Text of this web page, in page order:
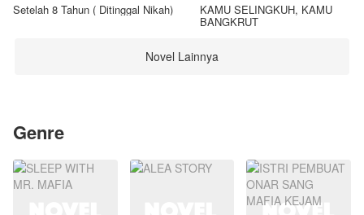
Setelah 8 Tahun ( Ditinggal Nikah) KAMU SELINGKUH, KAMU
BANGKRUT
Novel Lainnya
Genre